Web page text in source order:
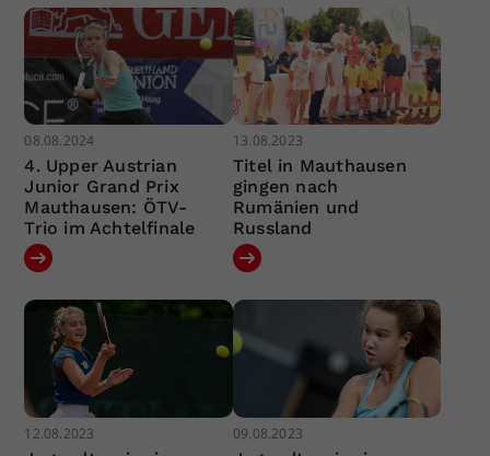
08.08.2024
4. Upper Austrian
Junior Grand Prix
Mauthausen: ÖTV-
Trio im Achtelfinale
13.08.2023
Titel in Mauthausen
gingen nach
Rumänien und
Russland
12.08.2023 09.08.2023